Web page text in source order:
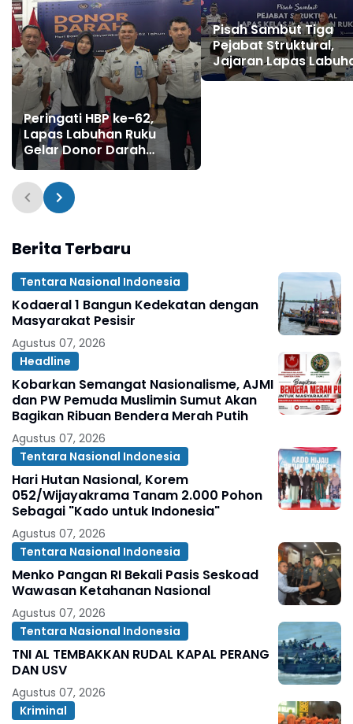
​Peringati HBP ke-62,
Lapas Labuhan Ruku
Gelar Donor Darah
Bersama PMI Batu Bara
Pisah Sambut Tiga
Pejabat Struktural,
Jajaran Lapas
Ruku Penuh Haru dan
Berita Terbaru
Tentara Nasional Indonesia
Kodaeral 1 Bangun Kedekatan dengan
Masyarakat Pesisir ‎
Agustus 07, 2026
Headline
Kobarkan Semangat Nasionalisme, AJMI
dan PW Pemuda Muslimin Sumut Akan
Bagikan Ribuan Bendera Merah Putih
Agustus 07, 2026
Tentara Nasional Indonesia
Hari Hutan Nasional, Korem
052/Wijayakrama Tanam 2.000 Pohon
Sebagai "Kado untuk Indonesia"
Agustus 07, 2026
Tentara Nasional Indonesia
Menko Pangan RI Bekali Pasis Seskoad
Wawasan Ketahanan Nasional
Agustus 07, 2026
Tentara Nasional Indonesia
TNI AL TEMBAKKAN RUDAL KAPAL PERANG
DAN USV
Agustus 07, 2026
Kriminal